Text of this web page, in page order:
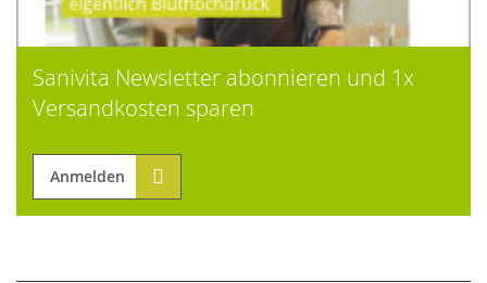
Sanivita Newsletter abonnieren und 1x
Versandkosten sparen
Anmelden